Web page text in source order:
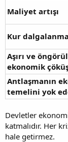
Maliyet artışı
Kur
Aşırı ve
ekonomik
Antlaşmanın
temelini yok
Devletler
katmalıdır. Her
hale getirmez.